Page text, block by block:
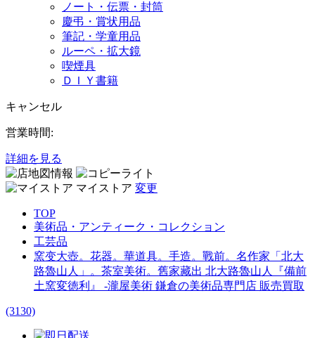
ノート・伝票・封筒
慶弔・賞状用品
筆記・学童用品
ルーペ・拡大鏡
喫煙具
ＤＩＹ書籍
キャンセル
営業時間:
詳細を見る
マイストア 変更
TOP
美術品・アンティーク・コレクション
工芸品
窯变大壺。花器。華道具。手造。戰前。名作家「北大
路魯山人」。茶室美術。舊家藏出 北大路魯山人『備前
土窯変徳利』 -瀧屋美術 鎌倉の美術品専門店 販売買取
(3130)